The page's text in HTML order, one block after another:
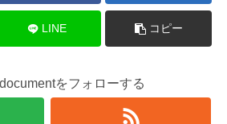
LINE コピー
をフォローする